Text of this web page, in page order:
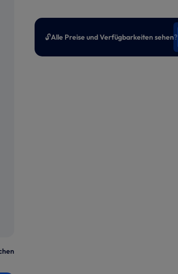
🔓Alle Preise und Verfügbarkeiten sehen?